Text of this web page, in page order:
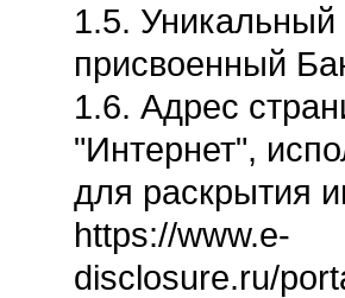
1.5. Уникальный
присвоенный
1.6. Адрес
"Интернет",
для раскрытия
https://www.e-
disclosure.ru/